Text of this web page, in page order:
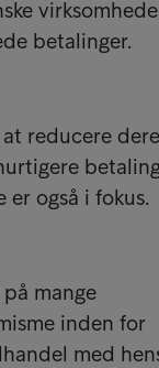
betalinger.
reducere
også i fokus.
mange
inden for
med